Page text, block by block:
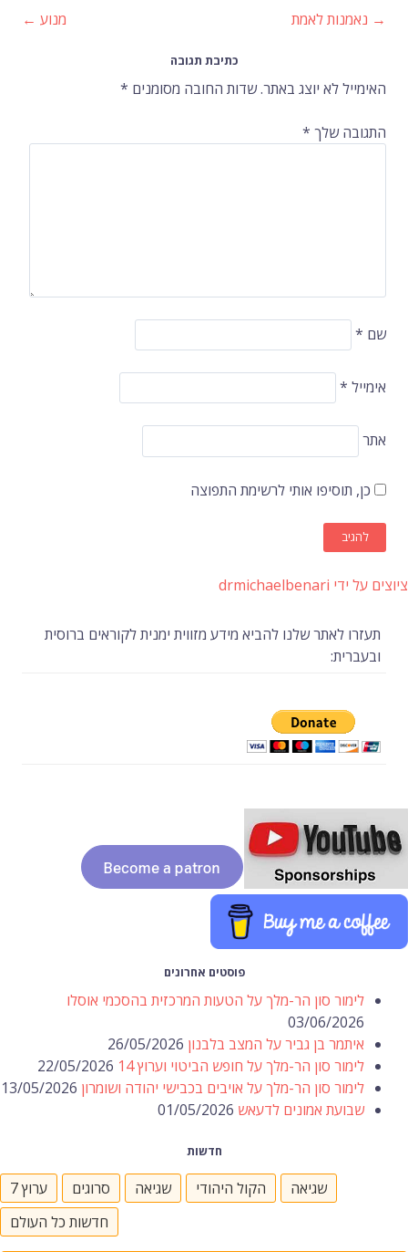
ניווט
ברשומות
→ נאמנות לאמת מנוע ←
כתיבת תגובה
האימייל לא יוצג באתר.שדות החובה מסומנים *
התגובה שלך *
שם *
אימייל *
אתר
כן, תוסיפו אותי לרשימת התפוצה
ציוצים על ידי drmichaelbenari
תעזרו לאתר שלנו להביא מידע מזווית ימנית לקוראים ברוסית
ובעברית:
פוסטים אחרונים
לימור סון הר-מלך על הטעות המרכזית בהסכמי אוסלו
03/06/2026
איתמר בן גביר על המצב בלבנון 26/05/2026
לימור סון הר-מלך על חופש הביטוי וערוץ 14
22/05/2026
לימור סון הר-מלך על אויבים בכבישי יהודה ושומרון 13/05/2026
שבועת אמונים לדעאש 01/05/2026
חדשות
ערוץ 7 סרוגים שגיאה הקול היהודי
שגיאה
חדשות כל העולם